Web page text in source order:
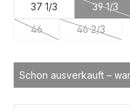
Schon ausverkauft –
37 1/3 39 1/3
46
(Diese Option ist
46 2/3
(Diese